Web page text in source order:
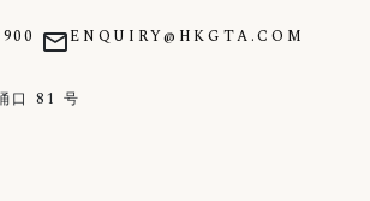
mail_outlineENQUIRY@HKGTA.COM
口 81 号